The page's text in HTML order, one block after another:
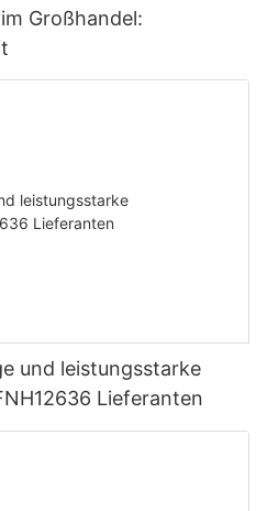
Großhandel:
und leistungsstarke
Lieferanten